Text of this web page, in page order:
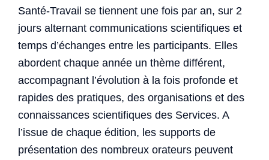
Santé-Travail se tiennent une fois par an, sur 2
jours alternant communications scientifiques et
temps d’échanges entre les participants. Elles
abordent chaque année un thème différent,
accompagnant l’évolution à la fois profonde et
rapides des pratiques, des organisations et des
connaissances scientifiques des Services. A
l’issue de chaque édition, les supports de
présentation des nombreux orateurs peuvent